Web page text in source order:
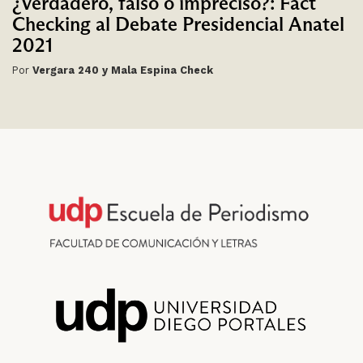
Checking al Debate Presidencial Anatel
2021
Por Vergara 240 y Mala Espina Check